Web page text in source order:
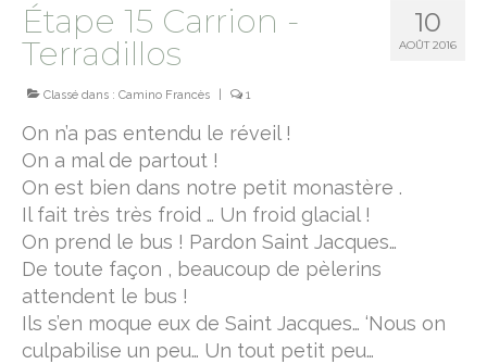
camino norte
chemin de Montaigne
Jesus trail
Le sentier d’Abraham
camino primitivo
sur le chemin de Rome
via Francigena
10
AOÛT 2016
Étape 15 Carrion -
Terradillos
Classé dans : Camino Francès 1
On n’a pas entendu le réveil !
On a mal de partout !
On est bien dans notre petit monastère .
Il fait très très froid … Un froid glacial !
On prend le bus ! Pardon Saint Jacques…
De toute façon , beaucoup de pèlerins
attendent le bus !
Ils s’en moque eux de Saint Jacques… ‘Nous on
culpabilise un peu… Un tout petit peu…